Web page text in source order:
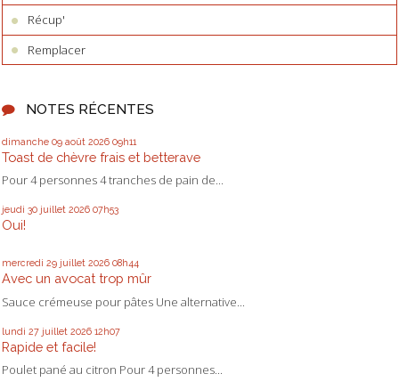
Récup'
Remplacer
NOTES RÉCENTES
dimanche 09 août 2026 09h11
Toast de chèvre frais et betterave
Pour 4 personnes 4 tranches de pain de...
jeudi 30 juillet 2026 07h53
Oui!
mercredi 29 juillet 2026 08h44
Avec un avocat trop mûr
Sauce crémeuse pour pâtes Une alternative...
lundi 27 juillet 2026 12h07
Rapide et facile!
Poulet pané au citron Pour 4 personnes...